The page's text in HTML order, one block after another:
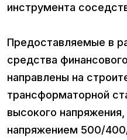
инструмента
Предоставляемые в
средства
направлены на
трансформаторной
высокого
напряжением 500/